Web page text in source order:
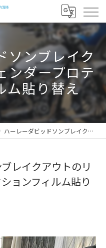
ソンブレイク
ンダープロテ
ム貼り替え
ハーレーダビッドソンブレイクアウトのリヤフェンダープロテクションフィルム貼り替え
レイクアウトのリ
ョンフィルム貼り